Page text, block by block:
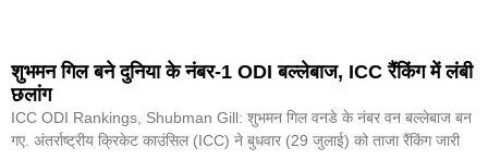
शुभमन गिल बने दुनिया के नंबर-1 ODI बल्लेबाज, ICC रैंकिंग में लंबी
छलांग
ICC ODI Rankings, Shubman Gill: शुभमन गिल वनडे के नंबर वन बल्लेबाज बन
गए. अंतर्राष्ट्रीय क्रिकेट काउंसिल (ICC) ने बुधवार (29 जुलाई) को ताजा रैंकिंग जारी